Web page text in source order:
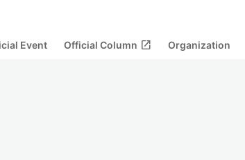
Event Official Column open_in_new Organization